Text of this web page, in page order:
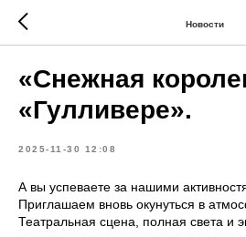
Новости
«Снежная
«Гулливере».
2025-11-30 12:08
А вы успеваете за нашими
Приглашаем вновь окунуться в
Театральная сцена, полная света и